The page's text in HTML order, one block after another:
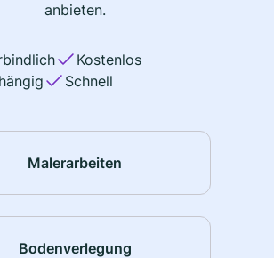
anbieten.
Kostenlos
Schnell
Malerarbeiten
Bodenverlegung